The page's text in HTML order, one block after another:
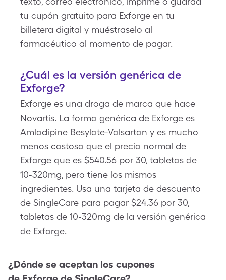
tu cupón gratuito para Exforge en tu
billetera digital y muéstraselo al
farmacéutico al momento de pagar.
¿Cuál es la versión genérica de
Exforge?
Exforge es una droga de marca que hace
Novartis. La forma genérica de Exforge es
Amlodipine Besylate-Valsartan y es mucho
menos costoso que el precio normal de
Exforge que es $540.56 por 30, tabletas de
10-320mg, pero tiene los mismos
ingredientes. Usa una tarjeta de descuento
de SingleCare para pagar $24.36 por 30,
tabletas de 10-320mg de la versión genérica
de Exforge.
¿Dónde se aceptan los cupones